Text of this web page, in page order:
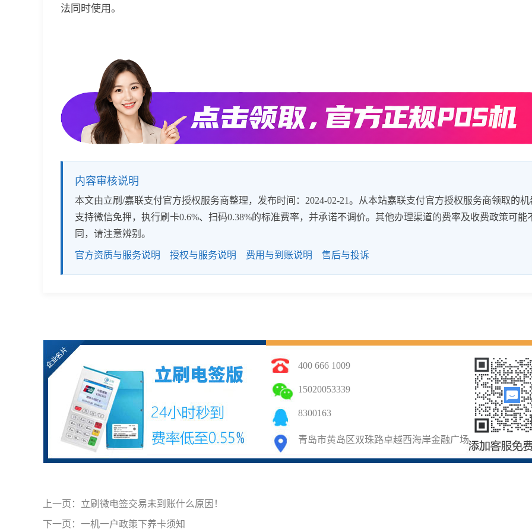
法同时使用。
内容审核说明
本文由立刷/嘉联支付官方授权服务商整理，发布时间：2024-02-21。从本站嘉联支付官方授权服务商领取的机
支持微信免押，执行刷卡0.6%、扫码0.38%的标准费率，并承诺不调价。其他办理渠道的费率及收费政策可能
同，请注意辨别。
官方资质与服务说明 授权与服务说明 费用与到账说明 售后与投诉
400 666 1009
15020053339
8300163
青岛市黄岛区双珠路卓越西海岸金融广场
上一页： 立刷微电签交易未到账什么原因！
下一页： 一机一户政策下养卡须知